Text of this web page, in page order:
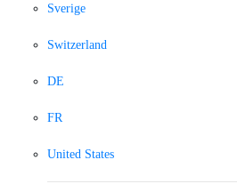
Sverige
Switzerland
DE
FR
United States